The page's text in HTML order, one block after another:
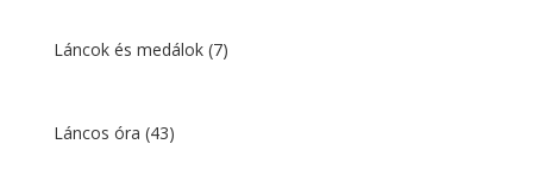
Láncok és medálok (7)
Láncos óra (43)